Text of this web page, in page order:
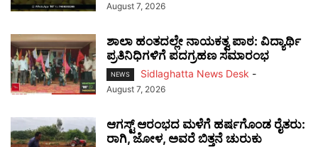
August 7, 2026
ಶಾಲಾ ಹಂತದಲ್ಲೇ ನಾಯಕತ್ವ ಪಾಠ: ವಿದ್ಯಾರ್ಥಿ
ಪ್ರತಿನಿಧಿಗಳಿಗೆ ಪದಗ್ರಹಣ ಸಮಾರಂಭ
NEWS Sidlaghatta News Desk -
August 7, 2026
ಆಗಸ್ಟ್ ಆರಂಭದ ಮಳೆಗೆ ಹರ್ಷಗೊಂಡ ರೈತರು:
ರಾಗಿ, ಜೋಳ, ಅವರೆ ಬಿತ್ತನೆ ಚುರುಕು